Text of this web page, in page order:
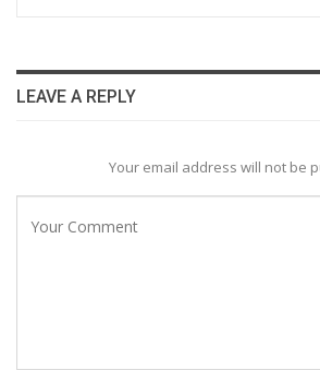
LEAVE A REPLY
Your email address will not be